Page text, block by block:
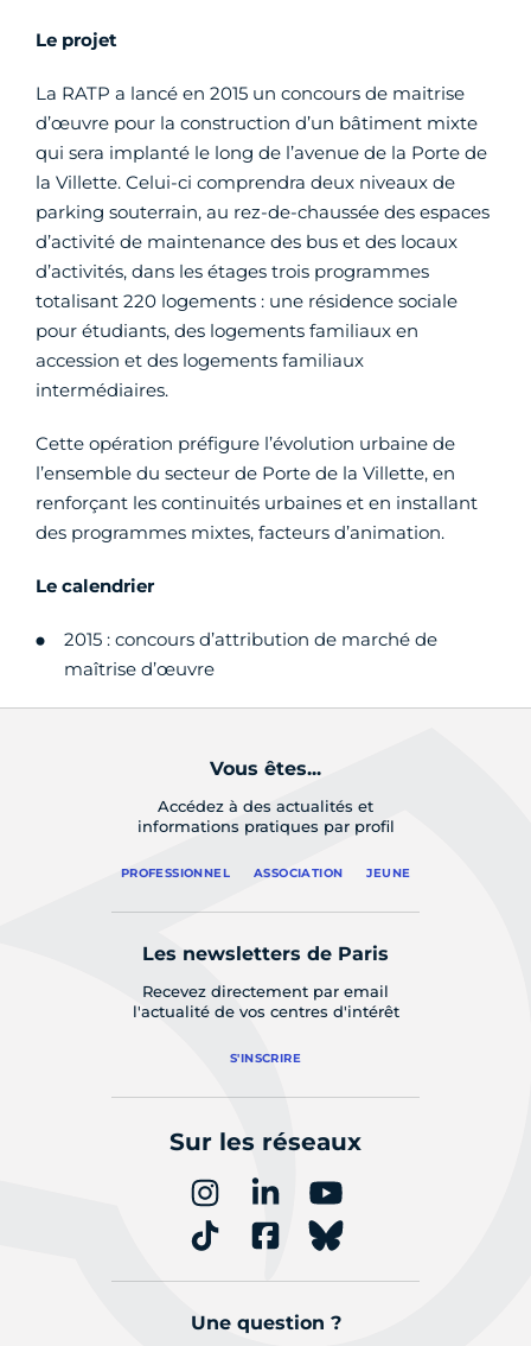
Le projet
La RATP a lancé en 2015 un concours de maitrise
d’œuvre pour la construction d’un bâtiment mixte
qui sera implanté le long de l’avenue de la Porte de
la Villette. Celui-ci comprendra deux niveaux de
parking souterrain, au rez-de-chaussée des espaces
d’activité de maintenance des bus et des locaux
d’activités, dans les étages trois programmes
totalisant 220 logements : une résidence sociale
pour étudiants, des logements familiaux en
accession et des logements familiaux
intermédiaires.
Cette opération préfigure l’évolution urbaine de
l’ensemble du secteur de Porte de la Villette, en
renforçant les continuités urbaines et en installant
des programmes mixtes, facteurs d’animation.
Le calendrier
2015 : concours d’attribution de marché de
maîtrise d’œuvre
Vous êtes...
Accédez à des actualités et
informations pratiques par profil
PROFESSIONNEL ASSOCIATION JEUNE
Les newsletters de Paris
Recevez directement par email
l'actualité de vos centres d'intérêt
S'INSCRIRE
Sur les réseaux
Une question ?